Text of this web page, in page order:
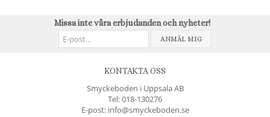
Missa inte våra erbjudanden och nyheter!
ANMÄL MIG
KONTAKTA OSS
Smyckeboden i Uppsala AB
Tel:018-130276
E-post: info@smyckeboden.se